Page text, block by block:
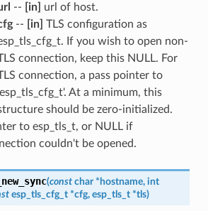
-- [in]
url of host.
-- [in] TLS configuration as
If you wish to open non-
connection, keep this NULL. For
connection, a pass pointer to
At a minimum, this
should be zero-initialized.
to esp_tls_t, or NULL if
couldn't be opened.
(const char * hostname, int
esp_tls_cfg_t *cfg, esp_tls_t *tls)